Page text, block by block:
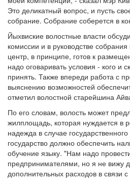
Это деликатный вопрос, и пусть
собрание. Собрание соберется в
Йыхвиские волостные власти
комиссии и в руководстве
центр, в принципе, готов к
надо оговаривать условия - кого и
принять. Также впереди работа с
выяснению возможностей
отметил волостной старейшина
По его словам, волость может
жилплощадь, которая нуждается в
надежда в случае
государство должно обеспечить
обучение языку. "Нам надо
предпринимателями, но я не вижу
дополнительных расходов в связи